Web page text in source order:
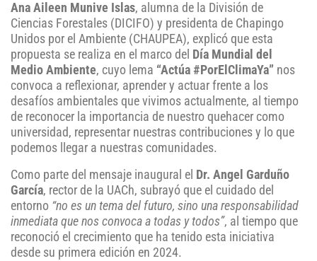
Ana Aileen Munive Islas, alumna de la División de
Ciencias Forestales (DICIFO) y presidenta de Chapingo
Unidos por el Ambiente (CHAUPEA), explicó que esta
propuesta se realiza en el marco del Día Mundial del
Medio Ambiente, cuyo lema “Actúa #PorElClimaYa” nos
convoca a reflexionar, aprender y actuar frente a los
desafíos ambientales que vivimos actualmente, al tiempo
de reconocer la importancia de nuestro quehacer como
universidad, representar nuestras contribuciones y lo que
podemos llegar a nuestras comunidades.
Como parte del mensaje inaugural el Dr. Angel Garduño
García, rector de la UACh, subrayó que el cuidado del
entorno “no es un tema del futuro, sino una responsabilidad
inmediata que nos convoca a todas y todos”, al tiempo que
reconoció el crecimiento que ha tenido esta iniciativa
desde su primera edición en 2024.